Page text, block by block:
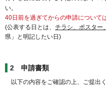
い。
40日前を過ぎてからの申請について
(公表する日とは、 チラシ、ポスター
県」と明記したい日)
2 申請書類
以下の内容をご確認の上、ご提出く